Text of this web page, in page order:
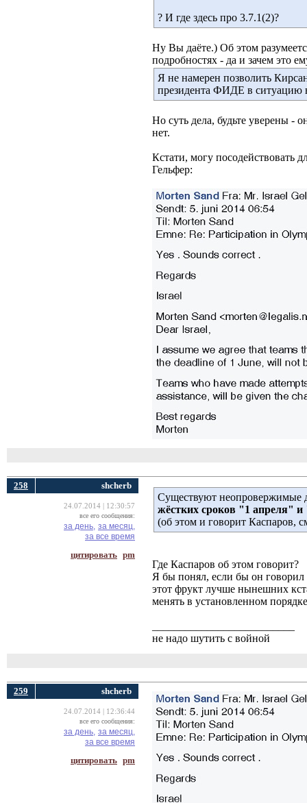
? И где здесь про 3.7.1(2)?
Ну Вы даёте.) Об этом
подробностях - да и зачем это
Я не намерен позволить
президента ФИДЕ в ситуацию
Но суть дела, будьте уверены -
нет.
Кстати, могу посодействовать
Гельфер:
258 shcherb
24.07.2014 | 12:30:57
все его сообщения:
за день, за месяц,
за все время
цитировать pm
Существуют неопровержимые
жёстких сроков "1 апреля"
(об этом и говорит Каспаров,
Где Каспаров об этом говорит?
Я бы понял, если бы он
этот фрукт лучше нынешних
менять в установленном
не надо шутить с войной
259 shcherb
24.07.2014 | 12:36:44
все его сообщения:
за день, за месяц,
за все время
цитировать pm